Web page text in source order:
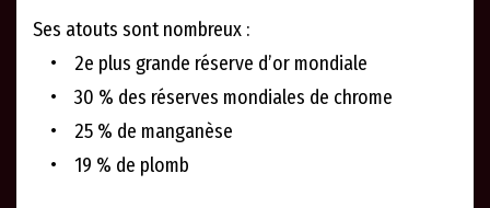
Ses atouts sont nombreux :
• 2e plus grande réserve d’or mondiale
• 30 % des réserves mondiales de chrome
• 25 % de manganèse
• 19 % de plomb